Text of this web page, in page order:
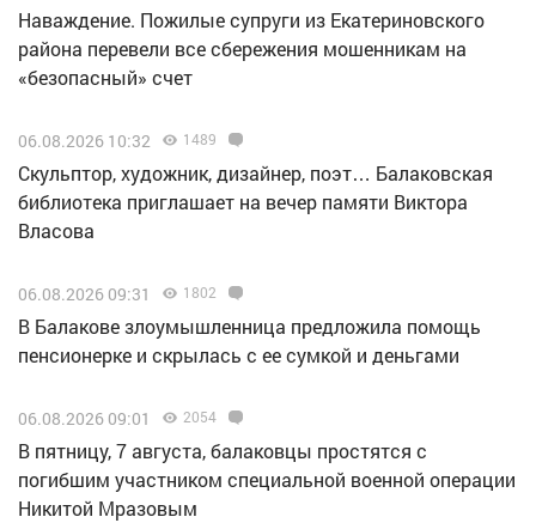
Наваждение. Пожилые супруги из Екатериновского
района перевели все сбережения мошенникам на
«безопасный» счет
06.08.2026 10:32 1489
Скульптор, художник, дизайнер, поэт… Балаковская
библиотека приглашает на вечер памяти Виктора
Власова
06.08.2026 09:31 1802
В Балакове злоумышленница предложила помощь
пенсионерке и скрылась с ее сумкой и деньгами
06.08.2026 09:01 2054
В пятницу, 7 августа, балаковцы простятся с
погибшим участником специальной военной операции
Никитой Мразовым